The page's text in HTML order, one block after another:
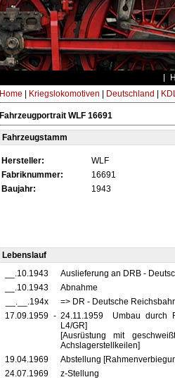
Home Kriegslokomotiven Deutschland
Fahrzeugportrait WLF 16691
Fahrzeugstamm
Hersteller:
WLF
Fabriknummer:
16691
Baujahr:
1943
Lebenslauf
__.10.1943
Auslieferung an DRB -
__.10.1943
Abnahme
__.__.194x
=> DR - Deutsche
17.09.1959 - 24.11.1959 Umbau durch
L4/GR]
[Ausrüstung mit
Achslagerstellkeilen]
19.04.1969
Abstellung
24.07.1969
z-Stellung